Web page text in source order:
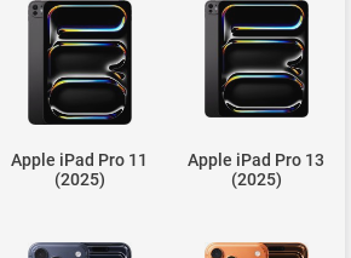
Apple iPad Pro 11
(2025)
Apple iPad Pro 13
(2025)